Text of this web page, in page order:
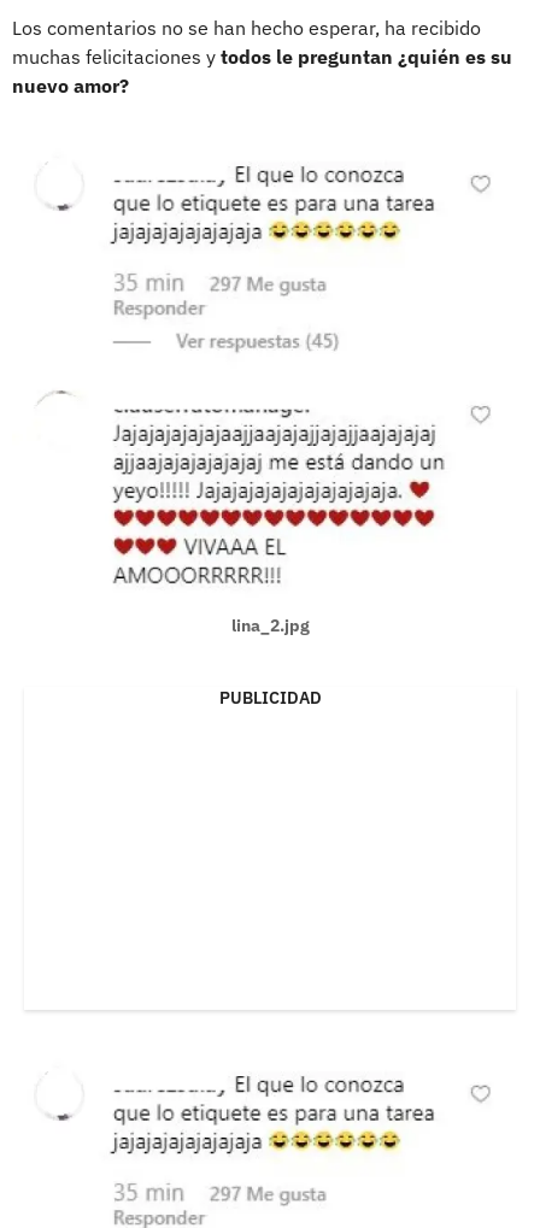
Los comentarios no se han hecho esperar, ha recibido
muchas felicitaciones y todos le preguntan ¿quién es su
nuevo amor?
lina_2.jpg
PUBLICIDAD